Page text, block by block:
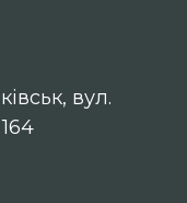
вул.